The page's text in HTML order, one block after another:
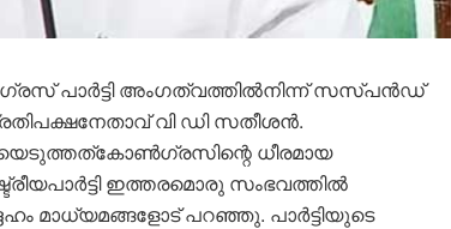
പാർട്ടി അംഗത്വത്തിൽനിന്ന് സസ്പൻഡ്
വി ഡി സതീശൻ.
ധീരമായ
ഇത്തരമൊരു സംഭവത്തിൽ
മാധ്യമങ്ങളോട് പറഞ്ഞു. പാർട്ടിയുടെ